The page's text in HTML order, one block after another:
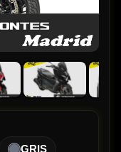
GRIS